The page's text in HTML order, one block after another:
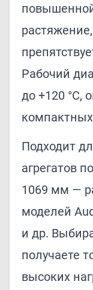
Рабочий
до +120 °C,
Подходит
агрегатов
1069 мм —
моделей
и др.
получаете
высоких